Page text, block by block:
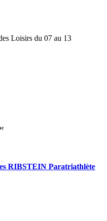
Loisirs du 07 au 13
RIBSTEIN Paratriathlète